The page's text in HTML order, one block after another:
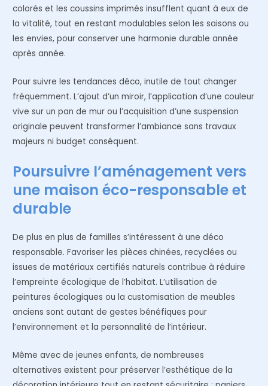
colorés et les coussins imprimés insufflent quant à eux de
la vitalité, tout en restant modulables selon les saisons ou
les envies, pour conserver une harmonie durable année
après année.
Pour suivre les tendances déco, inutile de tout changer
fréquemment. L’ajout d’un miroir, l’application d’une couleur
vive sur un pan de mur ou l’acquisition d’une suspension
originale peuvent transformer l’ambiance sans travaux
majeurs ni budget conséquent.
Poursuivre l’aménagement vers
une maison éco-responsable et
durable
De plus en plus de familles s’intéressent à une déco
responsable. Favoriser les pièces chinées, recyclées ou
issues de matériaux certifiés naturels contribue à réduire
l’empreinte écologique de l’habitat. L’utilisation de
peintures écologiques ou la customisation de meubles
anciens sont autant de gestes bénéfiques pour
l’environnement et la personnalité de l’intérieur.
Même avec de jeunes enfants, de nombreuses
alternatives existent pour préserver l’esthétique de la